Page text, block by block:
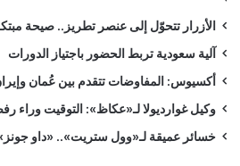
الأزرار تتحوّل إلى عنصر تطريز.. صيحة مبتكرة
آلية سعودية تربط الحضور باجتياز الدورات
أكسيوس: المفاوضات تتقدم بين عُمان
وكيل غوارديولا لـ«عكاظ»: التوقيت وراء
خسائر عميقة لـ«وول ستريت».. «داو جونز» فقد